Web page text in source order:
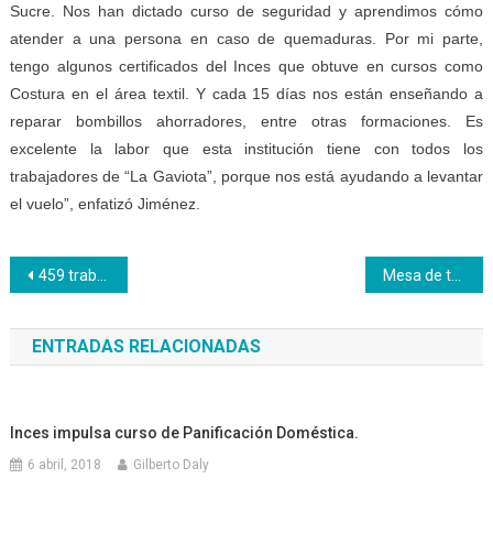
Sucre. Nos han dictado curso de seguridad y aprendimos cómo
atender a una persona en caso de quemaduras. Por mi parte,
tengo algunos certificados del Inces que obtuve en cursos como
Costura en el área textil. Y cada 15 días nos están enseñando a
reparar bombillos ahorradores, entre otras formaciones. Es
excelente la labor que esta institución tiene con todos los
trabajadores de “La Gaviota”, porque nos está ayudando a levantar
el vuelo”, enfatizó Jiménez.
Navegación
de
entradas
459 trabajadores fueron acreditados por Inces Sucre Mesa de trabajo se constituye para ejecutar, controlar y evaluar convenio entre Inces y CNAC
ENTRADAS RELACIONADAS
Inces impulsa curso de Panificación Doméstica.
6 abril, 2018 Gilberto Daly